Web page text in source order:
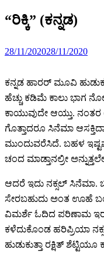
“ರಿಕ್ಕಿ” (ಕನ್ನಡ)
28/11/202028/11/2020
ಕನ್ನಡ ಹಾರರ್ ಮೂವಿ
ಹೆಚ್ಚು ಕಡಿಮೆ ಕಾಲು ಭಾಗ
ಕಾಯುವುದೇ ಆಯ್ತು. ನಂತರ
ಗೊತ್ತಾದರೂ ಸಿನೆಮಾ
ಮುಂದುವರೆಸಿದೆ. ಬಹಳ‌
ಚಂದ ಮಾಡ್ತಾನಲ್ರೀ
ಆದರೆ ಇದು ನಕ್ಸಲ್
ಸೇರಬಹುದು ಅಂತ ಊಹೆ
ವಿಮರ್ಶೆ ಓದಿದ ಪರಿಣಾಮ
ಕಳೆದುಕೊಂಡ ಹರಿಪ್ರಿಯಾ
ಹುಡುಕುತ್ತಾ ರಕ್ಷಿತ್ ಶೆಟ್ಟಿಯೂ